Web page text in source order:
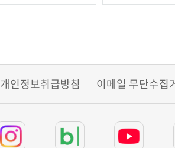
개인정보취급방침 이메일 무단수집